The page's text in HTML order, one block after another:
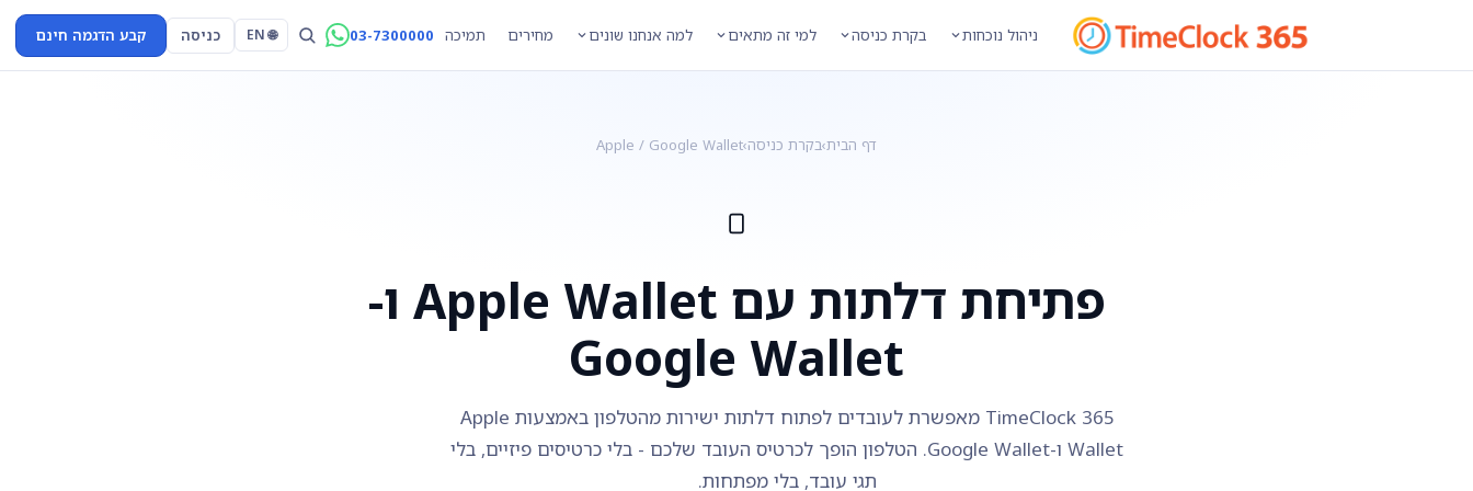
ניהול נוכחות בקרת כניסה למי זה מתאים למה אנחנו שונים מחירים תמיכה 03-7300000
🌐 EN כניסה קבע הדגמה חינם
דף הבית›בקרת כניסה›
Apple / Google Wallet
פתיחת דלתות עם Apple Wallet ו-
Google Wallet
TimeClock 365 מאפשרת לעובדים לפתוח דלתות ישירות מהטלפון באמצעות Apple
Wallet ו-Google Wallet. הטלפון הופך לכרטיס העובד שלכם - בלי כרטיסים פיזיים, בלי
תגי עובד, בלי מפתחות.